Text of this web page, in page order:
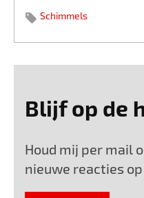
Schimmels
Blijf op de
Houd mij per mail
nieuwe reacties